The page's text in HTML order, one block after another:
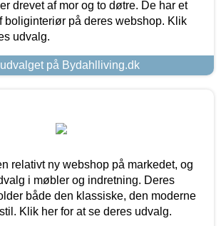
drevet af mor og to døtre. De har et
boliginteriør på deres webshop. Klik
udvalg.
på Bydahlliving.dk
relativt ny webshop på markedet, og
i møbler og indretning. Deres
både den klassiske, den moderne
Klik her for at se deres udvalg.